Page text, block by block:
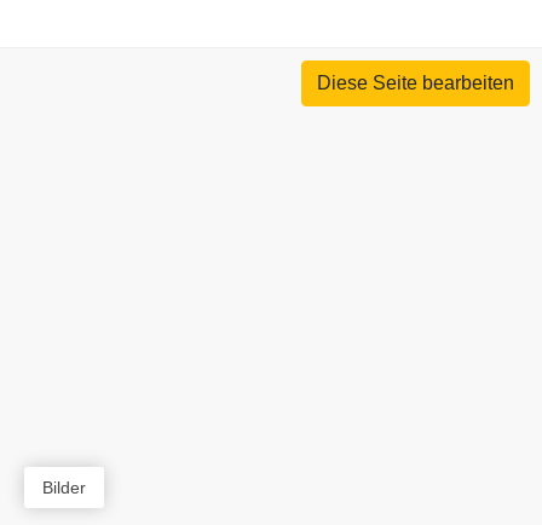
Diese Seite bearbeiten
Bilder